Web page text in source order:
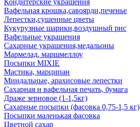
Кондитерские украшения
Вафельная крошка,савоярди,печенье
Лепестки,сушенные цветы
Кукурузные шарики,воздушный рис
Вафельные украшения
Сахарные украшения,медальоны
Мармелад, маршмеллоу
Посыпки MIXIE
Мастика, марципан
Миндальные, арахисовые лепестки
Сахарная и вафельная печать, бумага
Драже зерновое (1-1,5кг)
Сахарные посыпки (фасовка 0,75-1,5 кг)
Посыпки маленькая фасовка
Цветной сахар